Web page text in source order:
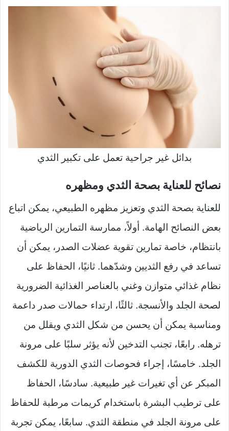
بدائل غير جراحية تعمل على تكبير الثدي
نصائح للعناية بصحة الثدي ومظهره
للعناية بصحة الثدي وتعزيز مظهره الطبيعي، يمكن اتباع
بعض النصائح الهامة. أولاً، ممارسة التمارين الرياضية
بانتظام، خاصة تمارين تقوية عضلات الصدر، يمكن أن
تساعد في رفع الثديين وشدّهما. ثانيًا، الحفاظ على
نظام غذائي متوازن وغني بالعناصر الغذائية الضرورية
لصحة الجلد والأنسجة. ثالثًا، ارتداء حمالات صدر داعمة
ومناسبة يمكن أن يحسن من شكل الثدي ويقلل من
ترهله. رابعًا، تجنب التدخين لأنه يؤثر سلبًا على مرونة
الجلد. خامسًا، إجراء فحوصات الثدي الدورية للكشف
المبكر عن أي تغيرات غير طبيعية. سادسًا، الحفاظ
على ترطيب البشرة باستخدام كريمات مرطبة للحفاظ
على مرونة الجلد في منطقة الثدي. سابعًا، يمكن تجربة